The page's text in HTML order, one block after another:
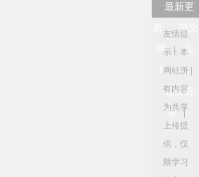
最新更
范文
网
|
文
库114
公文荟
萃
|
友情提
示：本
网站所
有内容
为共享
上传提
供，仅
限学习